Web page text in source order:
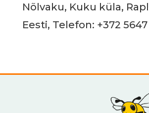
Nõlvaku, Kuku küla,
Eesti, Telefon: +372